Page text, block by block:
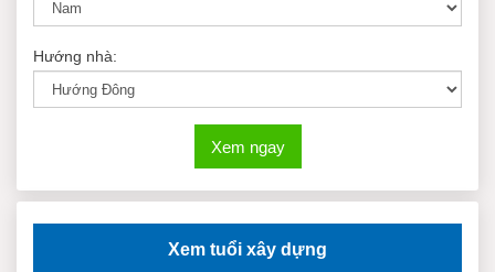
Hướng nhà:
Xem ngay
Xem tuổi xây dựng